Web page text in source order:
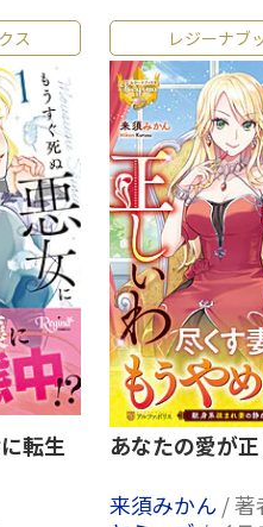
ス
転生
レジーナブ
あなたの愛が
来須みかん/ 著